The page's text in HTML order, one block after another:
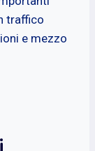
traffico
e mezzo